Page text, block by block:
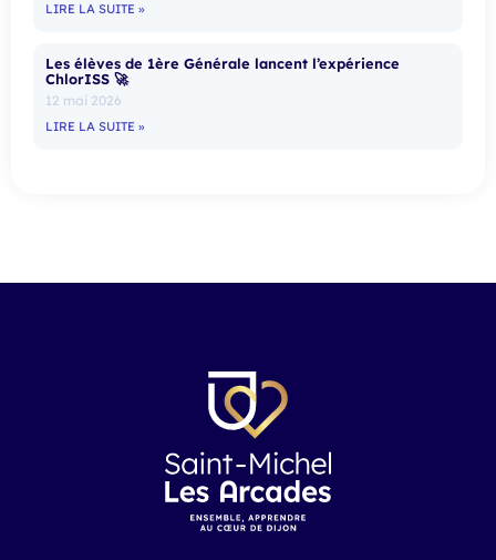
LIRE LA SUITE »
Les élèves de 1ère Générale lancent l’expérience
ChlorISS 🚀
12 mai 2026
LIRE LA SUITE »